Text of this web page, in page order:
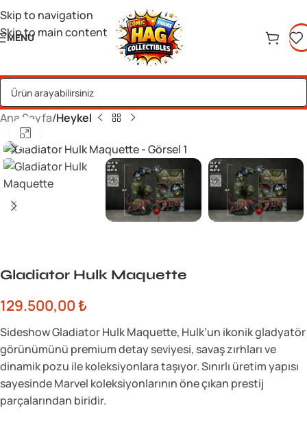
Skip to navigation
Skip to main content
MENU
Ana Sayfa Heykel
Gladiator Hulk Maquette
129.500,00₺
Sideshow Gladiator Hulk Maquette, Hulk’un ikonik gladyatör
görünümünü premium detay seviyesi, savaş zırhları ve
dinamik pozu ile koleksiyonlara taşıyor. Sınırlı üretim yapısı
sayesinde Marvel koleksiyonlarının öne çıkan prestij
parçalarından biridir.